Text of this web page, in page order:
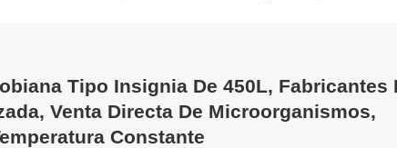
Tipo Insignia De 450L, Fabricantes
Venta Directa De Microorganismos,
Constante